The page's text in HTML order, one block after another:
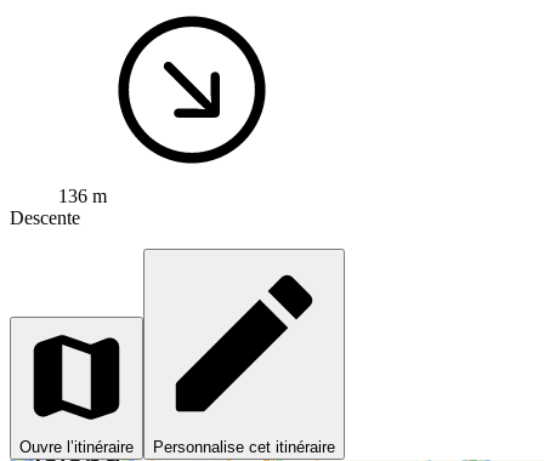
136 m
Descente
Ouvre l’itinéraire Personnalise cet itinéraire